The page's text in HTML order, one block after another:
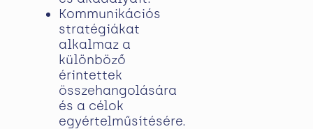
Kommunikációs
stratégiákat
alkalmaz a
különböző
érintettek
összehangolására
és a célok
egyértelműsítésére.